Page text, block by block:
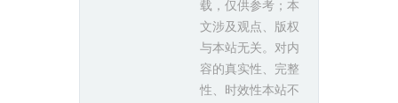
载，仅供参考；本
文涉及观点、版权
与本站无关。对内
容的真实性、完整
性、时效性本站不